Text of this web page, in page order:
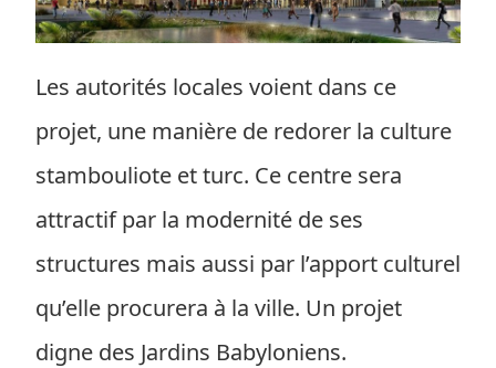
Les autorités locales voient dans ce
projet, une manière de redorer la culture
stambouliote et turc. Ce centre sera
attractif par la modernité de ses
structures mais aussi par l’apport culturel
qu’elle procurera à la ville. Un projet
digne des Jardins Babyloniens.